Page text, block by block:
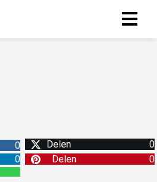
0 Delen
0
0 Delen 0